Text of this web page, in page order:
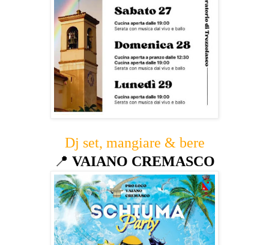
Dj set, mangiare & bere
📍 VAIANO CREMASCO